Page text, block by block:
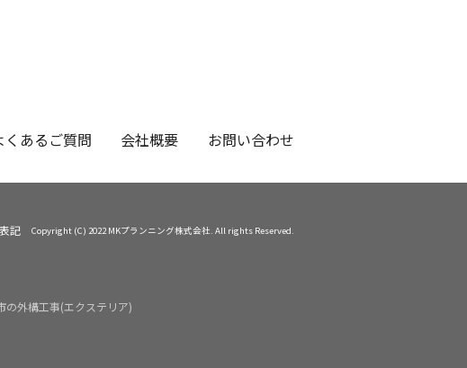
くあるご質問 会社概要 お問い合わせ
記 Copyright (C) 2022 MKプランニング株式会社. All rights Reserved.
の外構工事(エクステリア)